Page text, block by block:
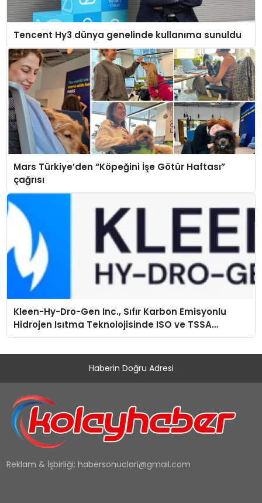
Tencent Hy3 dünya genelinde kullanıma sunuldu
Mars Türkiye’den “Köpeğini İşe Götür Haftası”
çağrısı
Kleen-Hy-Dro-Gen Inc., Sıfır Karbon Emisyonlu
Hidrojen Isıtma Teknolojisinde ISO ve TSSA
Düzenleyici Onaylarını Aldı
Haberin Doğru Adresi
Reklam & İşbirliği: habersonuclari@gmail.com